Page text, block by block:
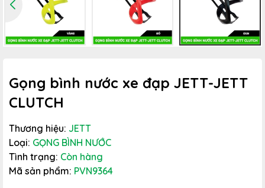
Gọng bình nước xe đạp JETT-JETT
CLUTCH
Thương hiệu: JETT
Loại: GỌNG BÌNH NƯỚC
Tình trạng: Còn hàng
Mã sản phẩm: PVN9364